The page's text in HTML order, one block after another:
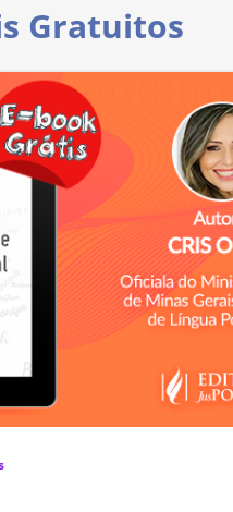
Gratuitos